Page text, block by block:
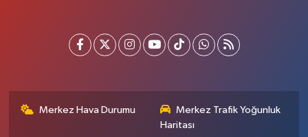
Merkez Hava Durumu
Merkez Trafik Yoğunluk
Haritası